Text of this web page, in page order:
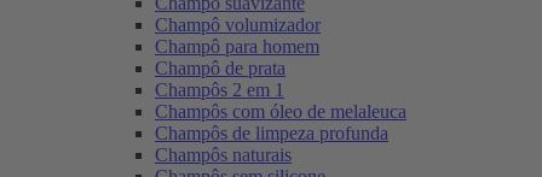
Champô volumizador
Champô para homem
Champô de prata
Champôs 2 em 1
Champôs com óleo de melaleuca
Champôs de limpeza profunda
Champôs naturais